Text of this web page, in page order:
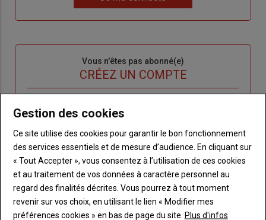
de
me
Vous n'êtes pas abonné(e)
CRÉEZ UN COMPTE
Body Choisissez votre formule et créez votre
compte pour accéder à tout Terre de
Touraine.
Lien Créez un compte
VOUS AIMEREZ AUSSI
Gestion des cookies
Ce site utilise des cookies pour garantir le bon fonctionnement
des services essentiels et de mesure d’audience. En cliquant sur
« Tout Accepter », vous consentez à l’utilisation de ces cookies
et au traitement de vos données à caractère personnel au
regard des finalités décrites. Vous pourrez à tout moment
revenir sur vos choix, en utilisant le lien « Modifier mes
préférences cookies » en bas de page du site. Plus d'infos